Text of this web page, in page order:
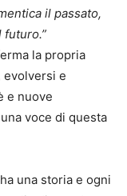
il passato,
la propria
evolversi e
e nuove
voce di questa
una storia e ogni